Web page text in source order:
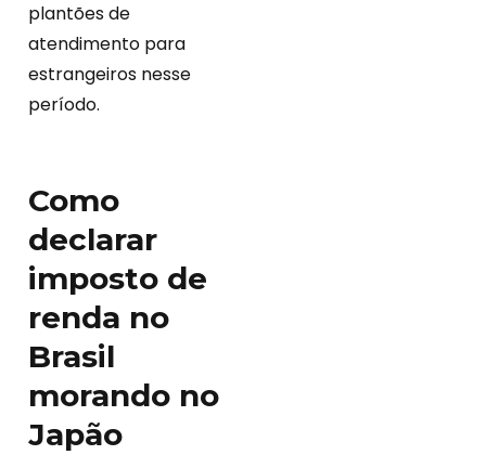
plantões de
atendimento para
estrangeiros nesse
período.
Como
declarar
imposto de
renda no
Brasil
morando no
Japão